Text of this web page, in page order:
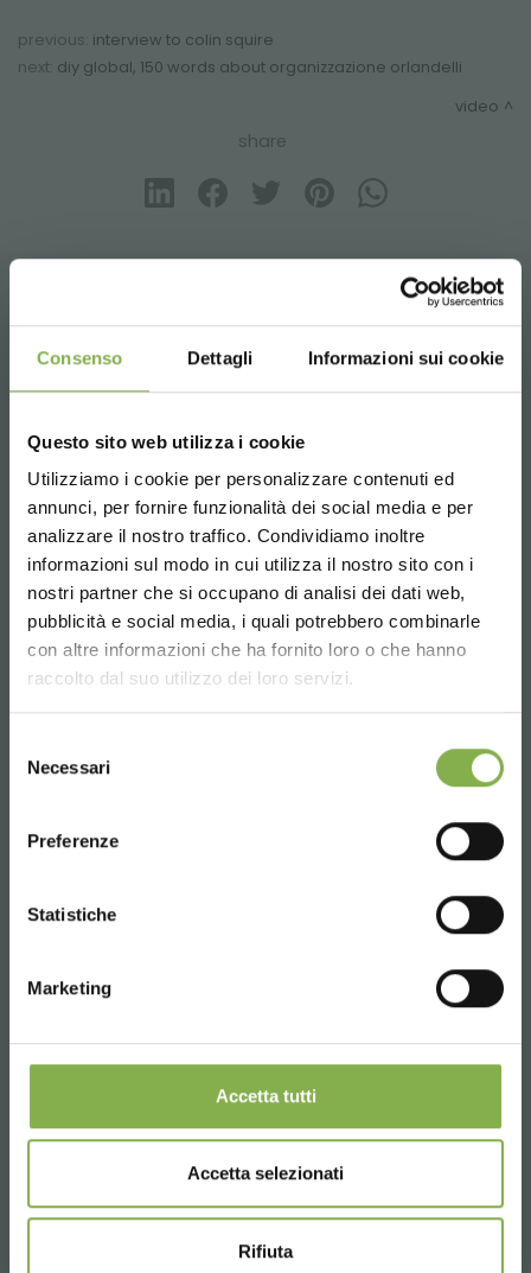
Consenso Dettagli Informazioni sui cookie
Questo sito web utilizza i cookie
Utilizziamo i cookie per personalizzare contenuti ed
annunci, per fornire funzionalità dei social media e per
analizzare il nostro traffico. Condividiamo inoltre
informazioni sul modo in cui utilizza il nostro sito con i
nostri partner che si occupano di analisi dei dati web,
pubblicità e social media, i quali potrebbero combinarle
con altre informazioni che ha fornito loro o che hanno
raccolto dal suo utilizzo dei loro servizi.
delNecessari
Preferenze
Statistiche
Marketing
Accetta tutti
Accetta selezionati
Rifiuta
previous: interview to colin squire
next: diy global, 150 words about organizzazione orlandelli
video
share
Choose the country you are in and your
language for a better browsing experience
CONTACTS
Phone
From monday to friday
+1 904 294 5920
SERVICES
Customized projects for plant and flower sales
areas